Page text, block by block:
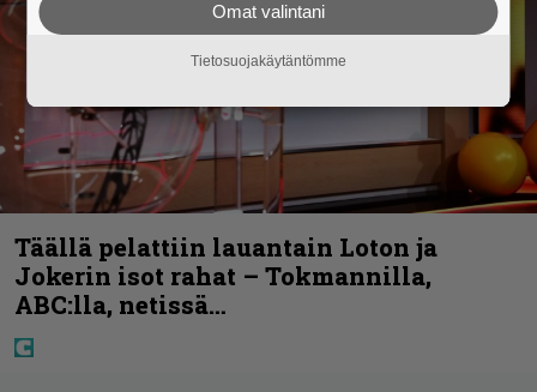
Täällä pelattiin lauantain Loton ja
Jokerin isot rahat – Tokmannilla,
ABC:lla, netissä…
Omat valintani
Tietosuojakäytäntömme